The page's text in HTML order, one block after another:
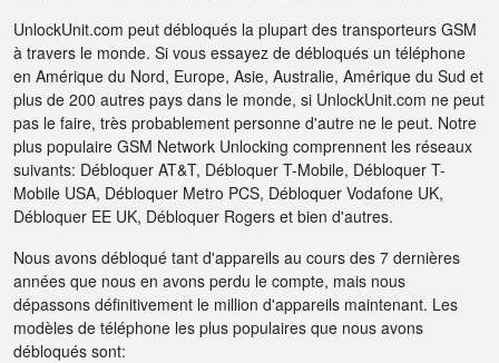
UnlockUnit.com peut débloqués la plupart des transporteurs GSM
à travers le monde. Si vous essayez de débloqués un téléphone
en Amérique du Nord, Europe, Asie, Australie, Amérique du Sud et
plus de 200 autres pays dans le monde, si UnlockUnit.com ne peut
pas le faire, très probablement personne d'autre ne le peut. Notre
plus populaire GSM Network Unlocking comprennent les réseaux
suivants: Débloquer AT&T, Débloquer T-Mobile, Débloquer T-
Mobile USA, Débloquer Metro PCS, Débloquer Vodafone UK,
Débloquer EE UK, Débloquer Rogers et bien d'autres.
Nous avons débloqué tant d'appareils au cours des 7 dernières
années que nous en avons perdu le compte, mais nous
dépassons définitivement le million d'appareils maintenant. Les
modèles de téléphone les plus populaires que nous avons
débloqués sont: